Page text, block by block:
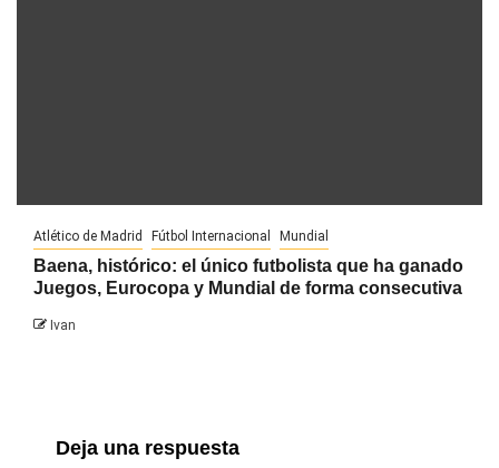
Atlético de Madrid Fútbol Internacional Mundial
Baena, histórico: el único futbolista que ha ganado
Juegos, Eurocopa y Mundial de forma consecutiva
Ivan
Deja una respuesta